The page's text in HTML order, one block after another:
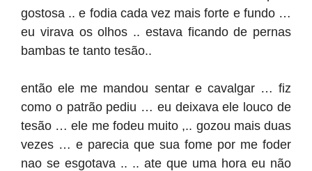
gostosa .. e fodia cada vez mais forte e fundo …
eu virava os olhos .. estava ficando de pernas
bambas te tanto tesão..
então ele me mandou sentar e cavalgar … fiz
como o patrão pediu … eu deixava ele louco de
tesão … ele me fodeu muito ,.. gozou mais duas
vezes … e parecia que sua fome por me foder
nao se esgotava .. .. ate que uma hora eu não